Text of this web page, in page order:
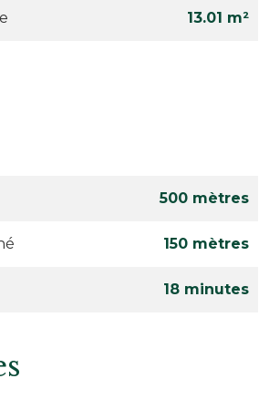
13.01 m²
500 mètres
150 mètres
18 minutes